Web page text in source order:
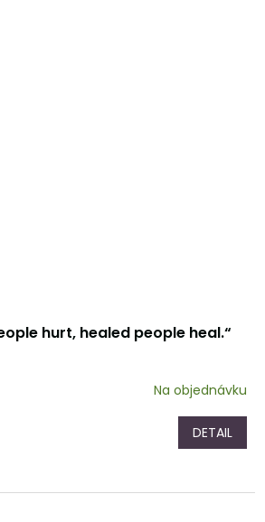
hurt, healed people heal.“
Na objednávku
DETAIL